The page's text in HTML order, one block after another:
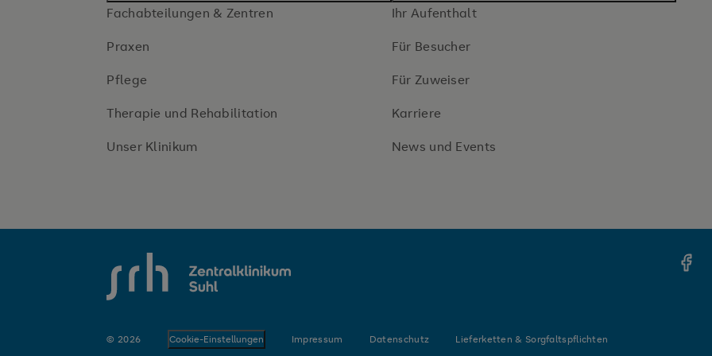
Fachabteilungen & Zentren
Praxen
Pflege
Therapie und Rehabilitation
Unser Klinikum
Ihr Aufenthalt
Für Besucher
Für Zuweiser
Karriere
News und Events
© 2026 Cookie-Einstellungen Impressum Datenschutz Lieferketten & Sorgfaltspflichten